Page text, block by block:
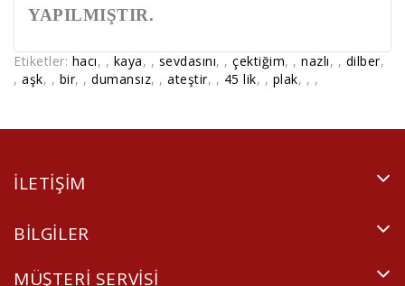
YAPILMIŞTIR.
Etiketler: hacı, , kaya, , sevdasını, , çektiğim, , nazlı, , dilber,
, aşk, , bir, , dumansız, , ateştir, , 45 lik, , plak, , ,
ILETIŞIM
BILGILER
MÜŞTERI SERVISI